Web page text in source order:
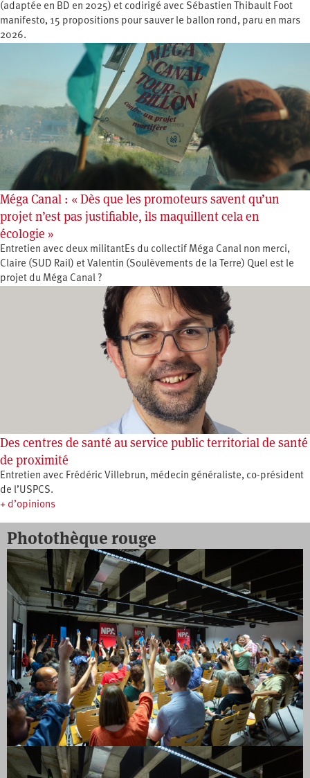
(adaptée en BD en 2025) et codirigé avec Sébastien Thibault Foot
manifesto, 15 propositions pour sauver le ballon rond, paru en mars
2026.
Méga Canal : « Dès que les promoteurs savent qu’un
projet n’est pas justifiable, ils maquillent cela en
écologie »
Entretien avec deux militantEs du collectif Méga Canal non merci,
Claire (SUD Rail) et Valentin (Soulèvements de la Terre) Quel est le
projet du Méga Canal ?
Des centres de santé au service public territorial de santé
de proximité
Entretien avec Frédéric Villebrun, médecin généraliste, co-président
de l’USPCS.
+ d’opinions
Photothèque rouge